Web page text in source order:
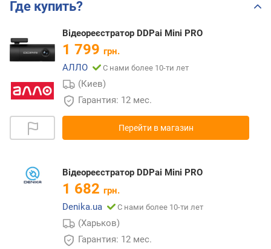
Где купить?
Відеореєстратор DDPai Mini PRO
1 799 грн.
АЛЛО
С нами более 10-ти лет
(Киев)
Гарантия: 12 мес.
Перейти в магазин
Відеореєстратор DDPai Mini PRO
1 682 грн.
Denika.ua
С нами более 10-ти лет
(Харьков)
Гарантия: 12 мес.